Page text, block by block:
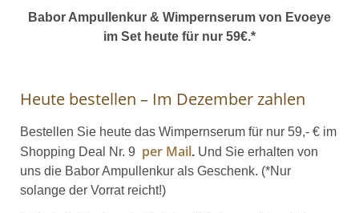
Babor Ampullenkur & Wimpernserum von Evoeye
im Set heute für nur 59€.*
Heute bestellen – Im Dezember zahlen
Bestellen Sie heute das Wimpernserum für nur 59,- € im
Shopping Deal Nr. 9 per Mail. Und Sie erhalten von
uns die Babor Ampullenkur als Geschenk. (*Nur
solange der Vorrat reicht!)